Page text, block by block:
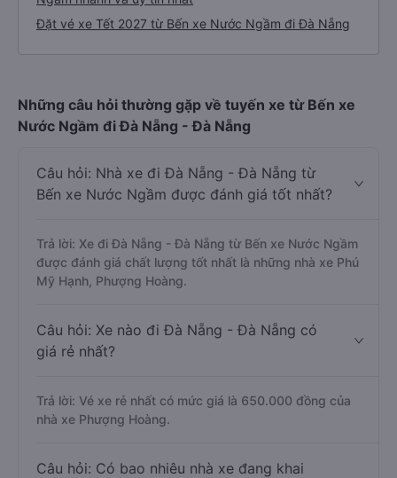
Đặt vé xe Tết 2027 từ Bến xe Nước Ngầm đi Đà Nẵng
Những câu hỏi thường gặp về tuyến xe từ Bến xe
Nước Ngầm đi Đà Nẵng - Đà Nẵng
Câu hỏi: Nhà xe đi Đà Nẵng - Đà Nẵng từ
Bến xe Nước Ngầm được đánh giá tốt nhất?
Trả lời: Xe đi Đà Nẵng - Đà Nẵng từ Bến xe Nước Ngầm
được đánh giá chất lượng tốt nhất là những nhà xe Phú
Mỹ Hạnh, Phượng Hoàng.
Câu hỏi: Xe nào đi Đà Nẵng - Đà Nẵng có
giá rẻ nhất?
Trả lời: Vé xe rẻ nhất có mức giá là 650.000 đồng của
nhà xe Phượng Hoàng.
Câu hỏi: Có bao nhiêu nhà xe đang khai